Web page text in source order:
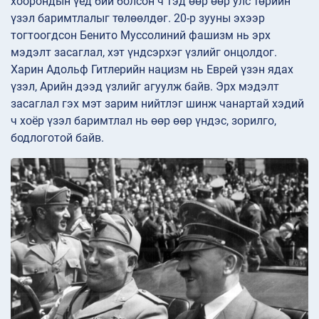
үзэл баримтлалыг төлөөлдөг. 20-р зууны эхээр
тогтоогдсон Бенито Муссолиний фашизм нь эрх
мэдэлт засаглал, хэт үндсэрхэг үзлийг онцолдог.
Харин Адольф Гитлерийн нацизм нь Еврей үзэн ядах
үзэл, Арийн дээд үзлийг агуулж байв. Эрх мэдэлт
засаглал гэх мэт зарим нийтлэг шинж чанартай хэдий
ч хоёр үзэл баримтлал нь өөр өөр үндэс, зорилго,
бодлоготой байв.